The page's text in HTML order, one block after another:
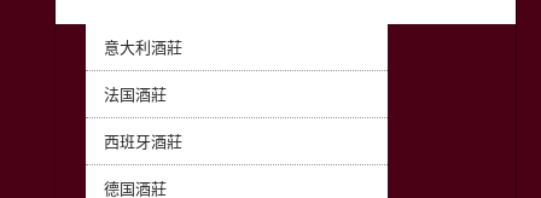
意大利酒莊
法国酒莊
西班牙酒莊
德国酒莊